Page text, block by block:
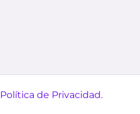
Política de Privacidad.